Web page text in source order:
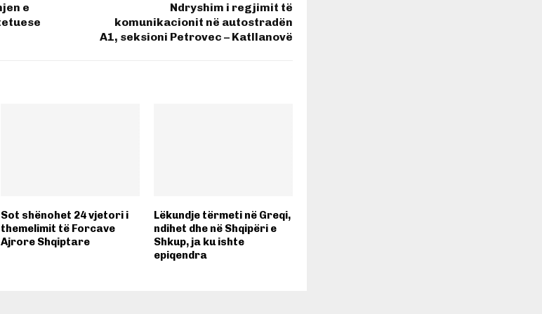
e
Ndryshim i regjimit të
komunikacionit në autostradën
A1, seksioni Petrovec – Katllanovë
Sot shënohet 24 vjetori i
themelimit të Forcave
Ajrore Shqiptare
Lëkundje tërmeti në Greqi,
ndihet dhe në Shqipëri e
Shkup, ja ku ishte
epiqendra